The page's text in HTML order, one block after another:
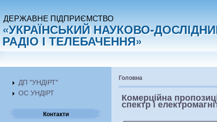
ДЕРЖАВНЕ ПІДПРИЄМСТВО
«УКРАЇНСЬКИЙ НАУКОВО-
РАДІО І ТЕЛЕБАЧЕННЯ»
ДП "УНДІРТ"
ОС УНДІРТ
Контакти
Головна
Комерційна
спектр і